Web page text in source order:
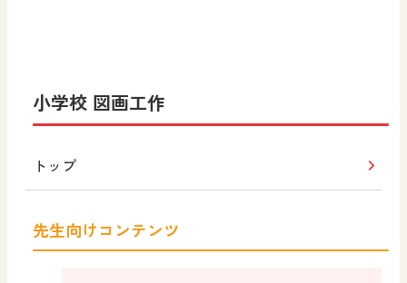
小学校 図画工作
トップ
先生向けコンテンツ